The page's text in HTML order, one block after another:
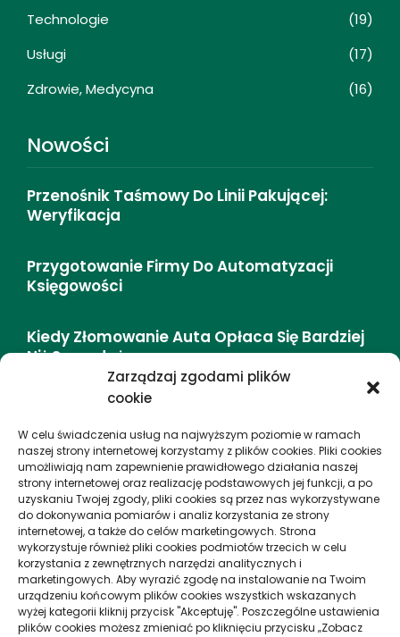
Zarządzaj zgodami plików
cookie
W celu świadczenia usług na najwyższym poziomie w ramach
naszej strony internetowej korzystamy z plików cookies. Pliki cookies
umożliwiają nam zapewnienie prawidłowego działania naszej
strony internetowej oraz realizację podstawowych jej funkcji, a po
uzyskaniu Twojej zgody, pliki cookies są przez nas wykorzystywane
do dokonywania pomiarów i analiz korzystania ze strony
internetowej, a także do celów marketingowych. Strona
wykorzystuje również pliki cookies podmiotów trzecich w celu
korzystania z zewnętrznych narzędzi analitycznych i
marketingowych. Aby wyrazić zgodę na instalowanie na Twoim
urządzeniu końcowym plików cookies wszystkich wskazanych
wyżej kategorii kliknij przycisk "Akceptuję". Poszczególne ustawienia
plików cookies możesz zmieniać po kliknięciu przycisku „Zobacz
Technologie
(19)
Usługi
(17)
Zdrowie, Medycyna
(16)
Nowości
Przenośnik Taśmowy Do Linii Pakującej:
Weryfikacja
Przygotowanie Firmy Do Automatyzacji
Księgowości
Kiedy Złomowanie Auta Opłaca Się Bardziej
Niż Sprzedaż
DMC (dopuszczalna Masa Całkowita) –
Definicja I Zasady
Jak Storytelling Zmienia Wycieczki Miejskie
– Doświadczenie I Emocje
proEuropa
proEuropa to miejsce, gdzie każdy może znaleźć
ciekawe informacje, które przydadzą mu się w